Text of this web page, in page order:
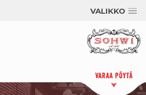
VALIKKO
VARAA PÖYTÄ